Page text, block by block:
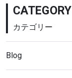
CATEGORY
カテゴリー
Blog